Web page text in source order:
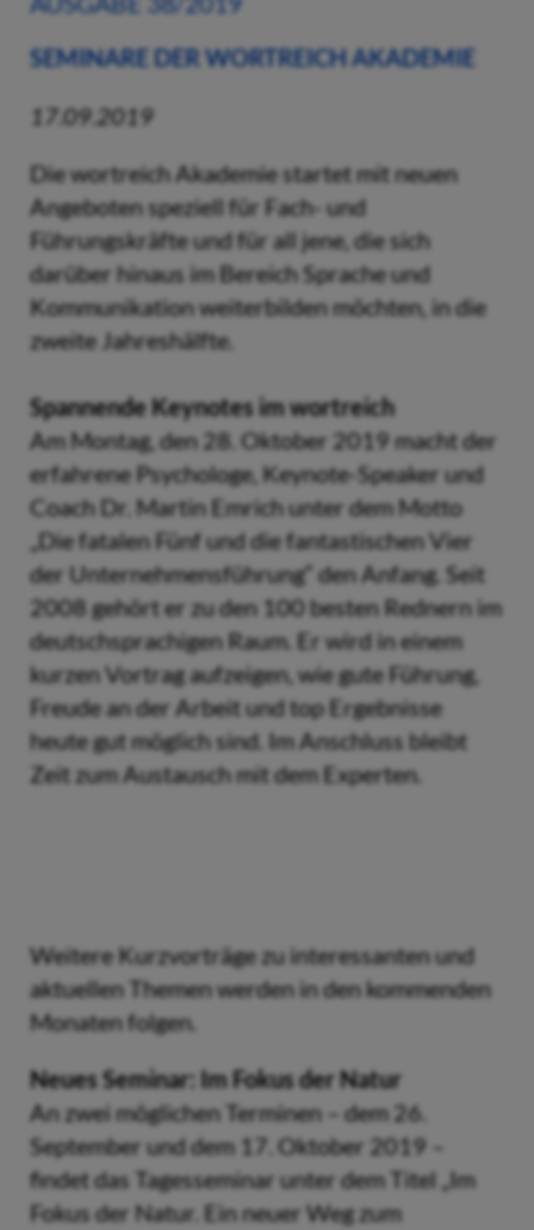
SEMINARE DER WORTREICH AKADEMIE
17.09.2019
Die wortreich Akademie startet mit neuen
Angeboten speziell für Fach- und
Führungskräfte und für all jene, die sich
darüber hinaus im Bereich Sprache und
Kommunikation weiterbilden möchten, in die
zweite Jahreshälfte.
Spannende Keynotes im wortreich
Am Montag, den 28. Oktober 2019 macht der
erfahrene Psychologe, Keynote-Speaker und
Coach Dr. Martin Emrich unter dem Motto
„Die fatalen Fünf und die fantastischen Vier
der Unternehmensführung“ den Anfang. Seit
2008 gehört er zu den 100 besten Rednern im
deutschsprachigen Raum. Er wird in einem
kurzen Vortrag aufzeigen, wie gute Führung,
Freude an der Arbeit und top Ergebnisse
heute gut möglich sind. Im Anschluss bleibt
Zeit zum Austausch mit dem Experten.
Weitere Kurzvorträge zu interessanten und
aktuellen Themen werden in den kommenden
Monaten folgen.
Neues Seminar: Im Fokus der Natur
An zwei möglichen Terminen – dem 26.
September und dem 17. Oktober 2019 –
findet das Tagesseminar unter dem Titel „Im
Fokus der Natur. Ein neuer Weg zum